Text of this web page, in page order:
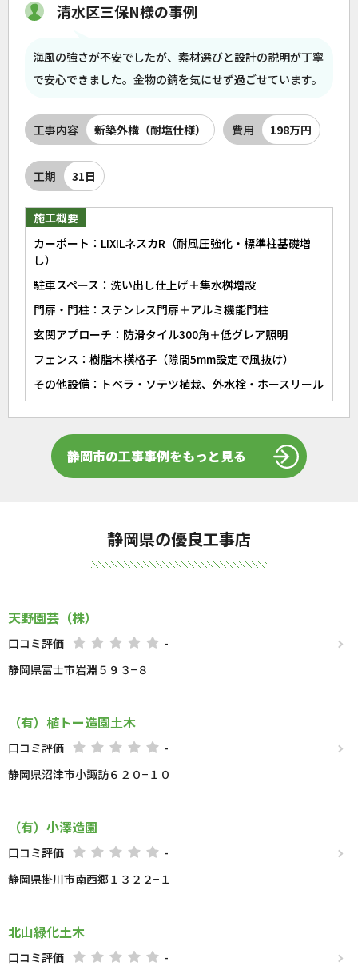
清水区三保N様の事例
海風の強さが不安でしたが、素材選びと設計の説明が丁寧
で安心できました。金物の錆を気にせず過ごせています。
工事内容 新築外構（耐塩仕様） 費用 198万円
工期 31日
施工概要
カーポート：LIXILネスカR（耐風圧強化・標準柱基礎増
し）
駐車スペース：洗い出し仕上げ＋集水桝増設
門扉・門柱：ステンレス門扉＋アルミ機能門柱
玄関アプローチ：防滑タイル300角＋低グレア照明
フェンス：樹脂木横格子（隙間5mm設定で風抜け）
その他設備：トベラ・ソテツ植栽、外水栓・ホースリール
静岡市の工事事例をもっと見る
静岡県の優良工事店
天野園芸（株）
口コミ評価
-
静岡県富士市岩淵５９３−８
（有）植トー造園土木
口コミ評価
-
静岡県沼津市小諏訪６２０−１０
（有）小澤造園
口コミ評価
-
静岡県掛川市南西郷１３２２−１
北山緑化土木
口コミ評価
-